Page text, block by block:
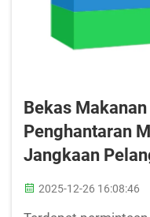
Bekas
Penghantaran
Jangkaan
2025-12-26 16:08:46